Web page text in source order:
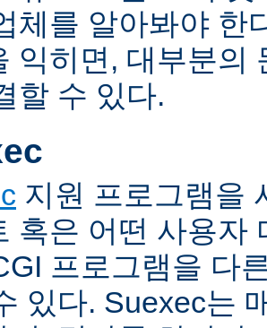
체를 알아봐야 한
익히면, 대부분의
할 수 있다.
지원 프로그램을
혹은 어떤 사용자
프로그램을 다
있다. Suexec는